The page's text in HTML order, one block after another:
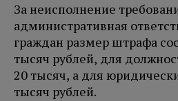
За неисполнение
административная
граждан размер штрафа
тысяч рублей, для
20 тысяч, а для
тысяч рублей.